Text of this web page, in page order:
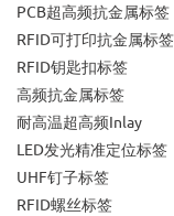
PCB超高频抗金属标签
RFID可打印抗金属标签
RFID钥匙扣标签
高频抗金属标签
耐高温超高频Inlay
LED发光精准定位标签
UHF钉子标签
RFID螺丝标签